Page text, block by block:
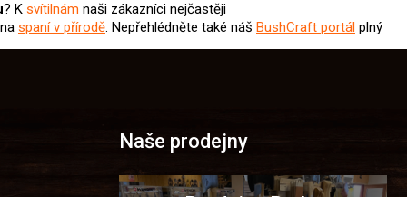
? K svítilnám naši zákazníci nejčastěji
spaní v přírodě. Nepřehlédněte také náš BushCraft portál plný
Naše prodejny